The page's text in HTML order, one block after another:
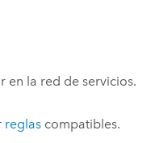
en la red de servicios.
reglascompatibles.